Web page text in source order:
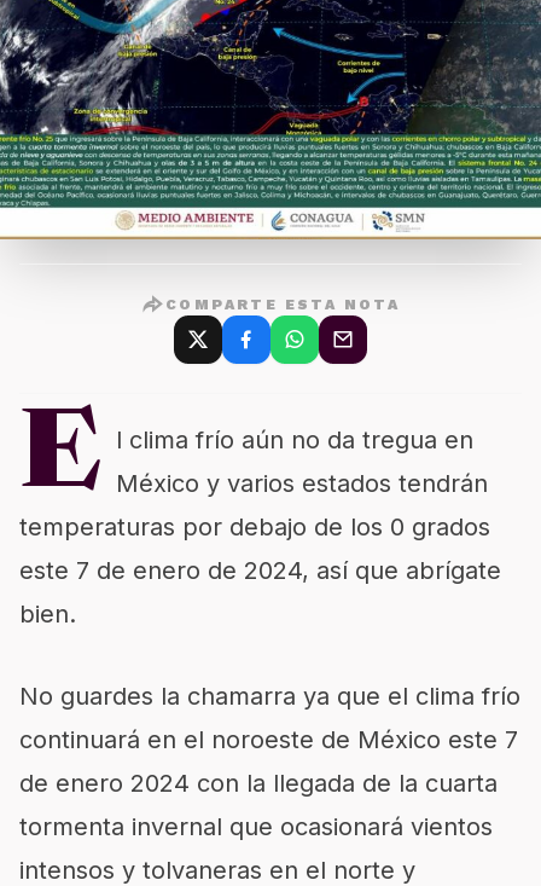
COMPARTE ESTA NOTA
E
l clima frío aún no da tregua en
México y varios estados tendrán
temperaturas por debajo de los 0 grados
este 7 de enero de 2024, así que abrígate
bien.
No guardes la chamarra ya que el clima frío
continuará en el noroeste de México este 7
de enero 2024 con la llegada de la cuarta
tormenta invernal que ocasionará vientos
intensos y tolvaneras en el norte y